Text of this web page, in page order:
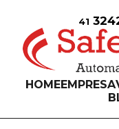
41
HOMEEMPRESA